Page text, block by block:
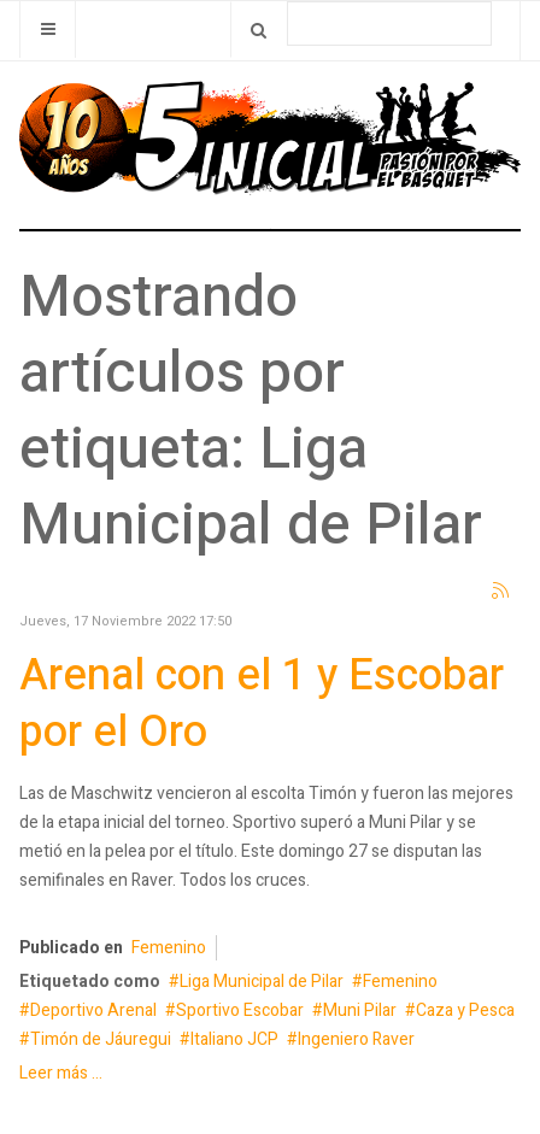
Mostrando
artículos por
etiqueta: Liga
Municipal de Pilar
Jueves, 17 Noviembre 2022 17:50
Arenal con el 1 y Escobar
por el Oro
Las de Maschwitz vencieron al escolta Timón y fueron las mejores
de la etapa inicial del torneo. Sportivo superó a Muni Pilar y se
metió en la pelea por el título. Este domingo 27 se disputan las
semifinales en Raver. Todos los cruces.
Publicado en Femenino
Etiquetado como
Liga Municipal de Pilar
Femenino
Deportivo Arenal
Sportivo Escobar Muni Pilar
Caza y Pesca
Timón de Jáuregui
Italiano JCP
Ingeniero Raver
Leer más ...